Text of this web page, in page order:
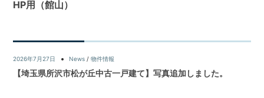
HP用（館山）
2026年7月27日 News/ 物件情報
【埼玉県所沢市松が丘中古一戸建て】写真追加しました。